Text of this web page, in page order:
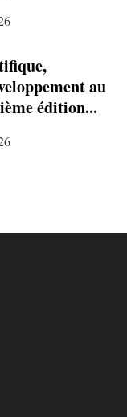
au
édition...